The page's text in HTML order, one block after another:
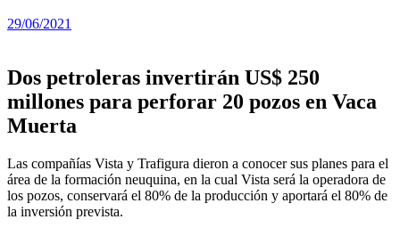
29/06/2021
Dos petroleras invertirán US$ 250
millones para perforar 20 pozos en Vaca
Muerta
Las compañías Vista y Trafigura dieron a conocer sus planes para el
área de la formación neuquina, en la cual Vista será la operadora de
los pozos, conservará el 80% de la producción y aportará el 80% de
la inversión prevista.